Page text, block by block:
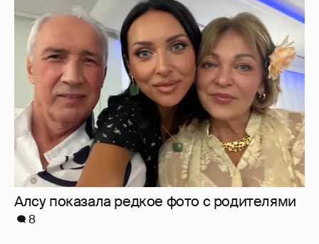
Алсу показала редкое фото с родителями
8